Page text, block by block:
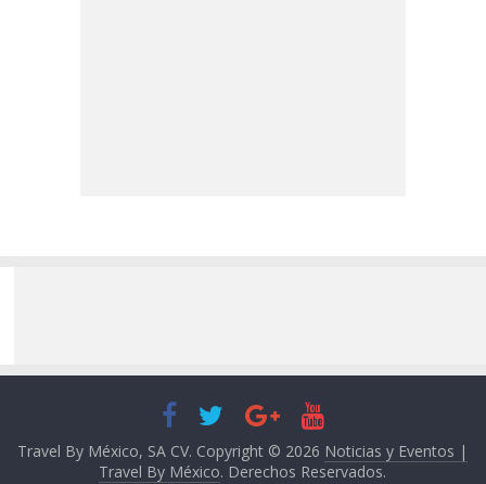
Travel By México, SA CV. Copyright © 2026 Noticias y Eventos |
Travel By México. Derechos Reservados.